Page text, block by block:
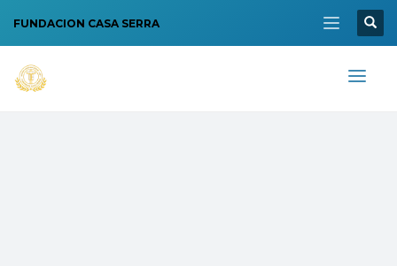
FUNDACION CASA SERRA